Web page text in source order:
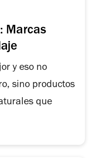
Marcas
y eso no
sino productos
que